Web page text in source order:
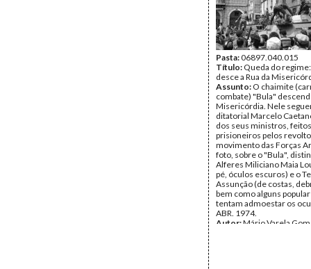
Pasta:06897.040.015
Título: Queda do
desce a Rua da
Assunto: O chaimite
combate) "Bula"
Misericórdia. Nele
ditatorial Marcelo
dos seus ministros, feitos
prisioneiros pelos
movimento das Forças
foto, sobre o "Bula",
Alferes Miliciano Maia
pé, óculos escuros) e o
Assunção (de costas,
bem como alguns
tentam admoestar os
ABR. 1974.
Autor:Mário Varela